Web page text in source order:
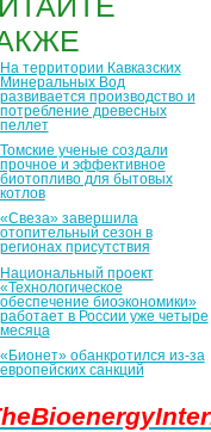
На территории Кавказских
Минеральных Вод
развивается производство и
потребление древесных
пеллет
Томские ученые создали
прочное и эффективное
биотопливо для бытовых
котлов
«Свеза» завершила
отопительный сезон в
регионах присутствия
Национальный проект
«Технологическое
обеспечение биоэкономики»
работает в России уже четыре
месяца
«Бионет» обанкротился из-за
европейских санкций